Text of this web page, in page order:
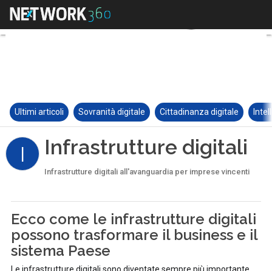
Ultimi articoli Sovranità digitale Cittadinanza digitale
I Infrastrutture digitali
Infrastrutture digitali all'avanguardia per imprese vincenti
Ecco come le infrastrutture digitali
possono trasformare il business e il
sistema Paese